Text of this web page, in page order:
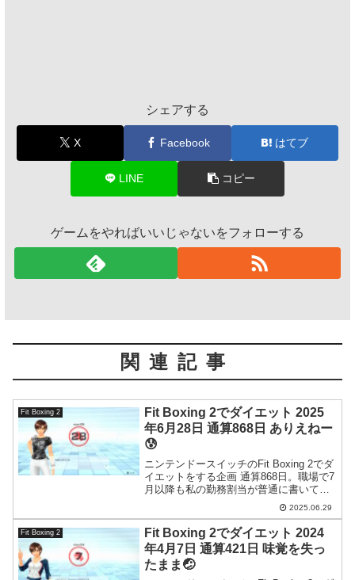
シェアする
X Facebook はてブ
LINE コピー
ゲームをやればいいじゃないをフォローする
関連記事
Fit Boxing 2
Fit Boxing 2でダイエット 2025
年6月28日 通算868日 ありえねー
😰
ニンテンドースイッチのFit Boxing 2でダ
イエットをする企画 通算868日。職場で7
月以降も私の勤務割当が普通に書いてあ
2025.06.29
Fit Boxing 2
Fit Boxing 2でダイエット 2024
年4月7日 通算421日 味覚を失っ
たまま🤕